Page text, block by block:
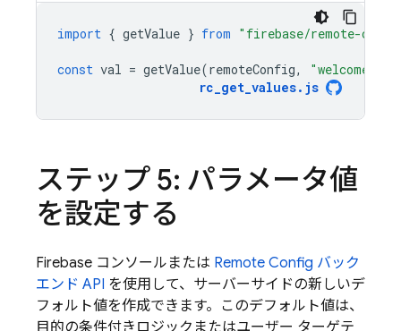
import { getValue } from "firebase/remote-
const val = getValue(remoteConfig,
rc_get_values. js
ステップ 5: パラメータ値
を設定する
Firebase コンソールまたは Remote Config バック
エンド API を使用して、サーバーサイドの新しいデ
フォルト値を作成できます。このデフォルト値は、
目的の条件付きロジックまたはユーザー ターゲテ